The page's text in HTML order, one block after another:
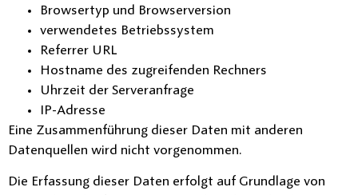
Browsertyp und Browserversion
verwendetes Betriebssystem
Referrer URL
Hostname des zugreifenden Rechners
Uhrzeit der Serveranfrage
IP-Adresse
Eine Zusammenführung dieser Daten mit anderen
Datenquellen wird nicht vorgenommen.
Die Erfassung dieser Daten erfolgt auf Grundlage von